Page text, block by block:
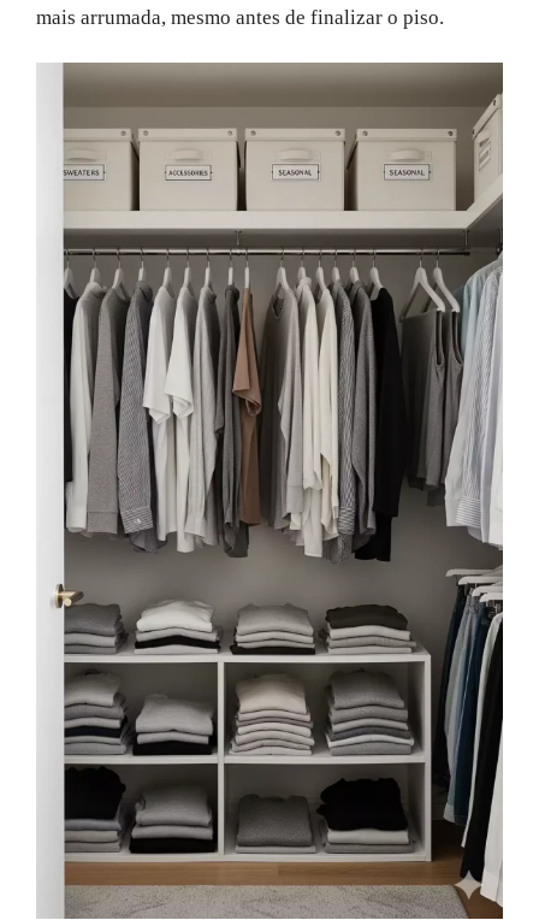
mais arrumada, mesmo antes de finalizar o piso.